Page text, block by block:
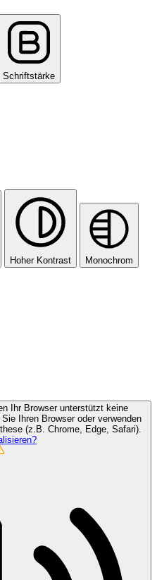
Schriftstärke
Hoher Kontrast Monochrom
Ihr Browser unterstützt keine
Ihren Browser oder verwenden
(z.B. Chrome, Edge, Safari).